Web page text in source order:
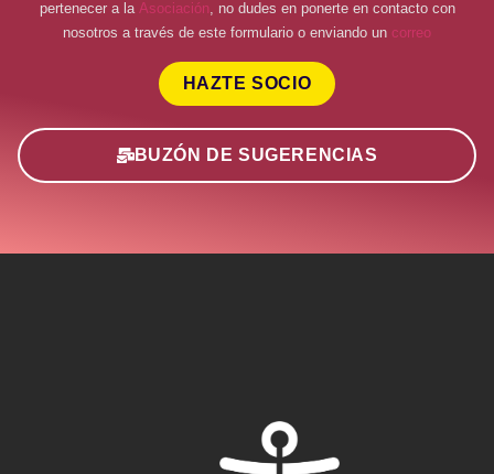
pertenecer a la Asociación, no dudes en ponerte en contacto con
nosotros a través de este formulario o enviando un correo
HAZTE SOCIO
BUZÓN DE SUGERENCIAS